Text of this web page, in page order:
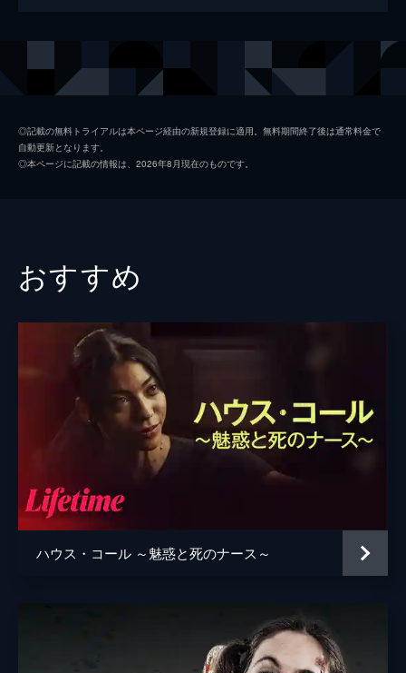
リサ
◎記載の無料トライアルは本ページ経由の新規登録に適用。無料期間終了後は通常料金で
自動更新となります。
◎本ページに記載の情報は、2026年8月現在のものです。
おすすめ
ハウス・コール ～魅惑と死のナース～